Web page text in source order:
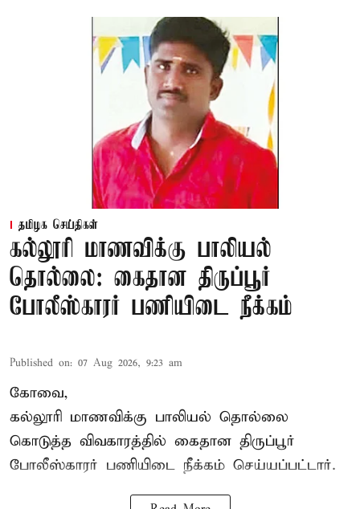
தமிழக செய்திகள்
கல்லூரி மாணவிக்கு பாலியல்
தொல்லை: கைதான திருப்பூர்
போலீஸ்காரர் பணியிடை நீக்கம்
Published on: 07 Aug 2026, 9:23 am
கோவை,
கல்லூரி மாணவிக்கு பாலியல் தொல்லை
கொடுத்த விவகாரத்தில் கைதான திருப்பூர்
போலீஸ்காரர் பணியிடை நீக்கம் செய்யப்பட்டார்.